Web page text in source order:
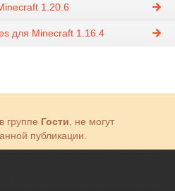
1.20.6
для Minecraft 1.16.4
группе Гости , не могут
публикации.